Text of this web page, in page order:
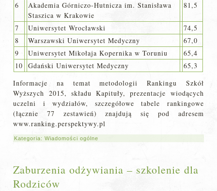
6
Akademia Górniczo-Hutnicza im. Stanisława
Staszica w Krakowie
81,5
7 Uniwersytet Wrocławski
74,5
8
Warszawski Uniwersytet Medyczny
67,0
9
Uniwersytet Mikołaja Kopernika w Toruniu
65,4
10
Gdański Uniwersytet Medyczny
65,3
Informacje na temat metodologii Rankingu Szkół
Wyższych 2015, składu Kapituły, prezentacje wiodących
uczelni i wydziałów, szczegółowe tabele rankingowe
(łącznie 77 zestawień) znajdują się pod adresem
www.ranking.perspektywy.pl
Kategoria:Wiadomości ogólne
Zaburzenia odżywiania – szkolenie dla
Rodziców